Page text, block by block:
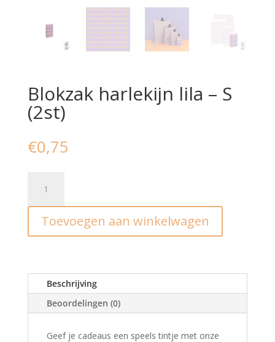
Blokzak harlekijn lila – S
(2st)
€0,75
harlekijn
lila
S
Toevoegen aan winkelwagen
Beschrijving
Beoordelingen (0)
Geef je cadeaus een speels tintje met onze